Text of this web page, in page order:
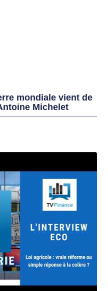
mondiale vient de
Michelet